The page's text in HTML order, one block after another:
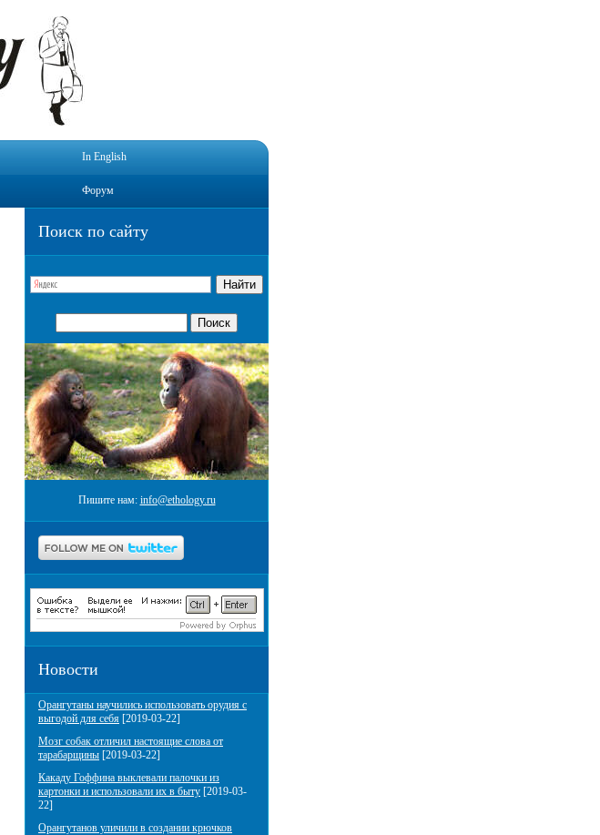
In English
Форум
Поиск по сайту
Пишите нам: info@ethology.ru
Новости
Орангутаны научились использовать орудия с
выгодой для себя [2019-03-22]
Мозг собак отличил настоящие слова от
тарабарщины [2019-03-22]
Какаду Гоффина выклевали палочки из
картонки и использовали их в быту [2019-03-
22]
Орангутанов уличили в создании крючков